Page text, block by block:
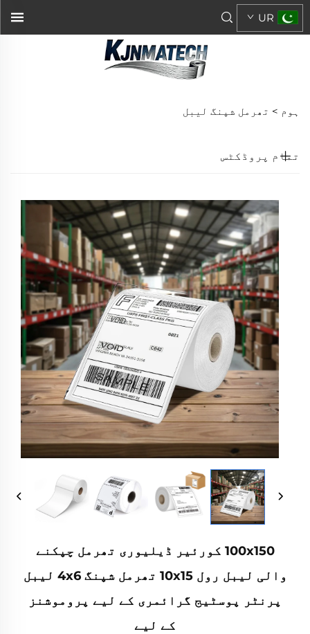
UR
ہوم > تھرمل شپنگ لیبل
تمام پروڈکٹس
100x150 کورئیر ڈیلیوری تھرمل چپکنے
والی لیبل رول 10x15 تھرمل شپنگ 4x6 لیبل
پرنٹر پوسٹیج گرائمری کے لیے پروموشنز
کے لیے